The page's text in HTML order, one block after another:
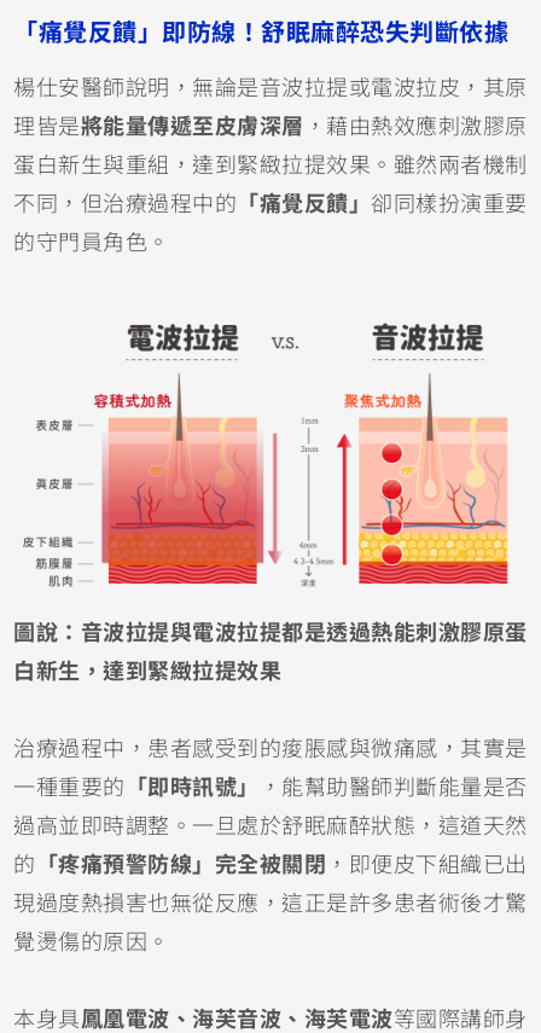
「痛覺反饋」即防線！舒眠麻醉恐失判斷依據
楊仕安醫師說明，無論是音波拉提或電波拉皮，其原
理皆是將能量傳遞至皮膚深層 ，藉由熱效應刺激膠原
蛋白新生與重組，達到緊緻拉提效果。雖然兩者機制
不同，但治療過程中的 「痛覺反饋」 卻同樣扮演重要
的守門員角色。
圖說：音波拉提與電波拉提都是透過熱能刺激膠原蛋
白新生，達到緊緻拉提效果
治療過程中，患者感受到的痠脹感與微痛感，其實是
一種重要的 「即時訊號」
，能幫助醫師判斷能量是否
過高並即時調整。一旦處於舒眠麻醉狀態，這道天然
的 「疼痛預警防線」完全被關閉 ，即便皮下組織已出
現過度熱損害也無從反應，這正是許多患者術後才驚
覺燙傷的原因。
本身具鳳凰電波、海芙音波、海芙電波等國際講師身